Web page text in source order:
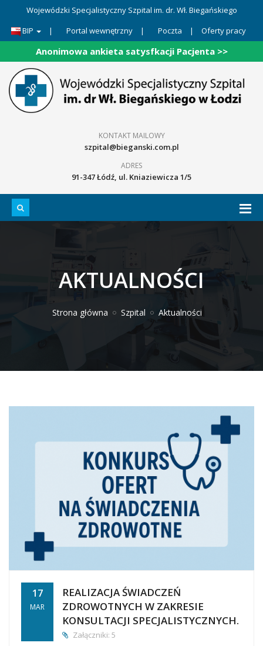
Wojewódzki Specjalistyczny Szpital im. dr. Wł. Biegańskiego
BIP
| Portal wewnętrzny | Poczta | Oferty pracy
Anonimowa ankieta satysfkacji Pacjenta >>
KONTAKT MAILOWY
szpital@bieganski.com.pl
ADRES
91-347 Łódź, ul. Kniaziewicza 1/5
AKTUALNOŚCI
Strona główna Szpital Aktualności
17
MAR
REALIZACJA ŚWIADCZEŃ
ZDROWOTNYCH W ZAKRESIE
KONSULTACJI SPECJALISTYCZNYCH.
Załączniki: 5